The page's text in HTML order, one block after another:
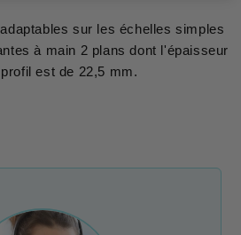
sur les échelles simples
à main 2 plans dont l'épaisseur
est de 22,5 mm.